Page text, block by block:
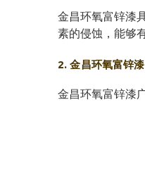
金昌环氧富锌漆
素的侵蚀，能够
2. 金昌环氧富锌
金昌环氧富锌漆